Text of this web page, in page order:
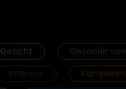
Gezicht Gezonde
Interieur Kamperen